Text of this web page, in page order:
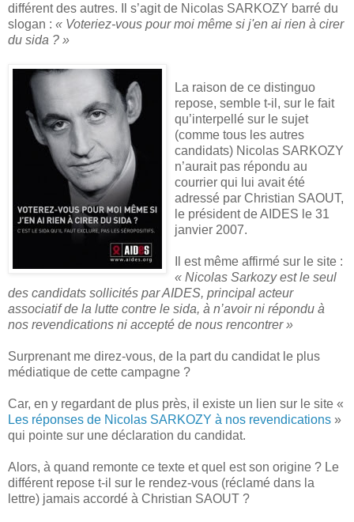
différent des autres. Il s’agit de Nicolas SARKOZY barré du
slogan : « Voteriez-vous pour moi même si j'en ai rien à cirer
du sida ? »
La raison de ce distinguo
repose, semble t-il, sur le fait
qu’interpellé sur le sujet
(comme tous les autres
candidats) Nicolas SARKOZY
n’aurait pas répondu au
courrier qui lui avait été
adressé par Christian SAOUT,
le président de AIDES le 31
janvier 2007.
Il est même affirmé sur le site :
« Nicolas Sarkozy est le seul
des candidats sollicités par AIDES, principal acteur
associatif de la lutte contre le sida, à n’avoir ni répondu à
nos revendications ni accepté de nous rencontrer »
Surprenant me direz-vous, de la part du candidat le plus
médiatique de cette campagne ?
Car, en y regardant de plus près, il existe un lien sur le site «
Les réponses de Nicolas SARKOZY à nos revendications »
qui pointe sur une déclaration du candidat.
Alors, à quand remonte ce texte et quel est son origine ? Le
différent repose t-il sur le rendez-vous (réclamé dans la
lettre) jamais accordé à Christian SAOUT ?